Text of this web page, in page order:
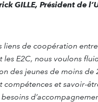
GILLE, Président de
liens de coopération
les E2C, nous voulons
des jeunes de moins de
compétences et savoir-